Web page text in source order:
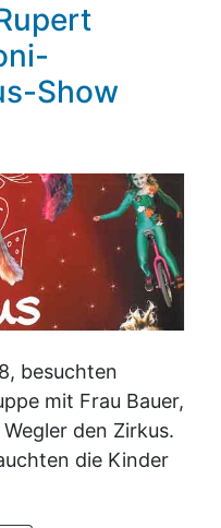
Show
besuchten
mit Frau Bauer,
den Zirkus.
die Kinder